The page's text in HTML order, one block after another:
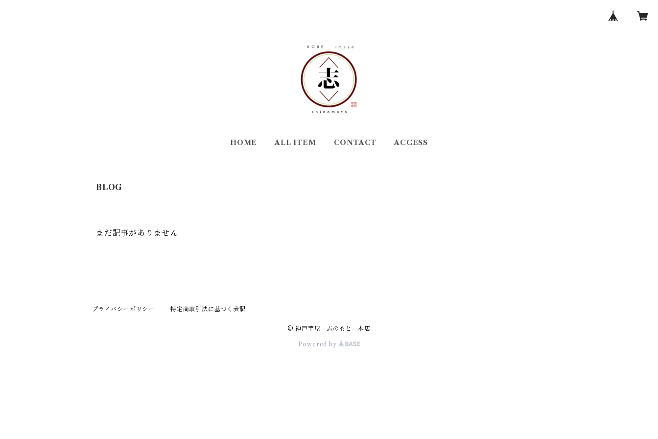
HOME ALL ITEM CONTACT ACCESS
まだ記事がありません
プライバシーポリシー 特定商取引法に基づく表記
© 神戸芋屋 志のもと 本店
Powered by